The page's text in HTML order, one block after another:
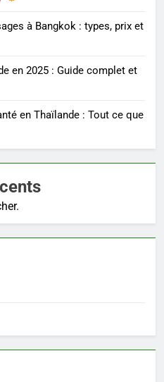
à Bangkok : types, prix et
en 2025 : Guide complet et
en Thaïlande : Tout ce que